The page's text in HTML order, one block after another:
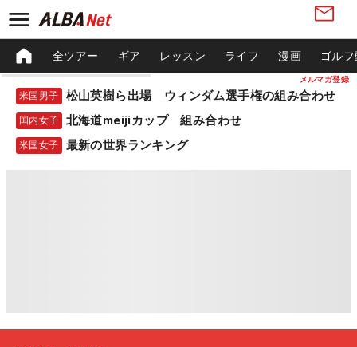
メルマガ登録
全ツアー ギア レッスン ライフ 漫画 ゴル
米国男子 松山英樹ら出場 ウィンダム選手権の組み合わせ
国内女子 北海道meijiカップ 組み合わせ
米国女子 最新の世界ランキング